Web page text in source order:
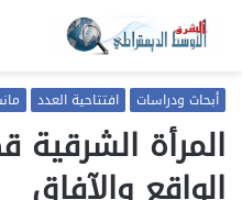
أبحاث ودراسات افتتاحية العدد
المرأة